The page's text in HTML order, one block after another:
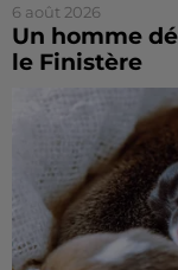
6 août 2026
Un homme
le Finistère